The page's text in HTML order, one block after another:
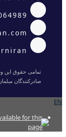
تمامی حقوق این
صادرکنندگان مبلمان
EN
for this
page